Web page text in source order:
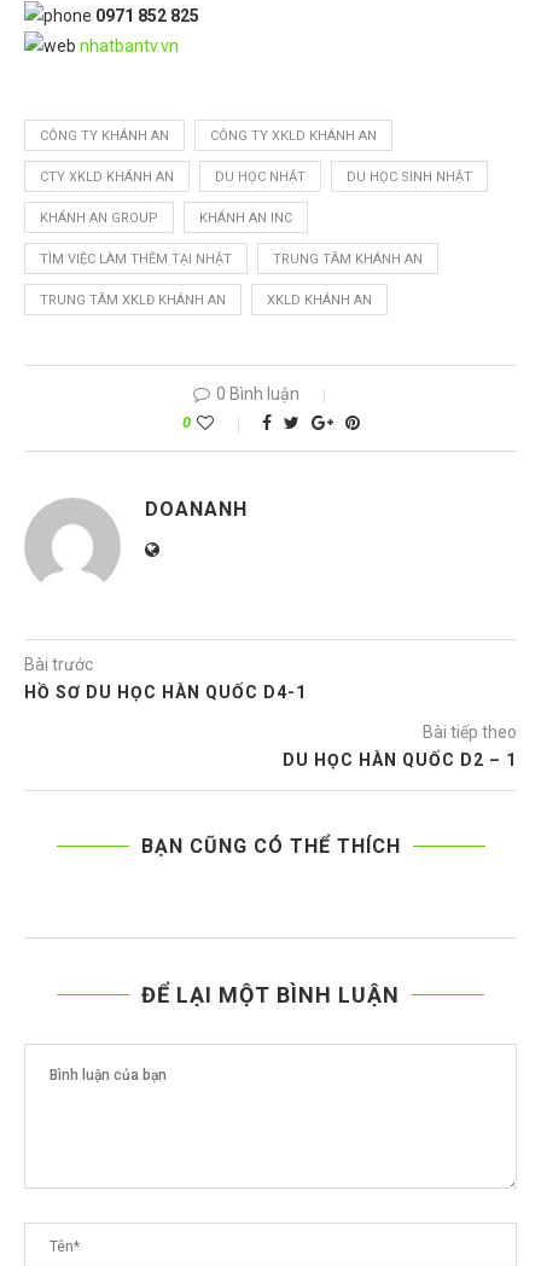
0971 852 825
nhatbantv.vn
CÔNG TY KHÁNH AN CÔNG TY XKLD KHÁNH AN
CTY XKLD KHÁNH AN DU HỌC NHẬT DU HỌC SINH NHẬT
KHÁNH AN GROUP KHÁNH AN INC
TÌM VIỆC LÀM THÊM TẠI NHẬT TRUNG TÂM KHÁNH AN
TRUNG TÂM XKLĐ KHÁNH AN XKLD KHÁNH AN
0 Bình luận
0
DOANANH
Bài trước
HỒ SƠ DU HỌC HÀN QUỐC D4-1
Bài tiếp theo
DU HỌC HÀN QUỐC D2 – 1
BẠN CŨNG CÓ THỂ THÍCH
ĐỂ LẠI MỘT BÌNH LUẬN